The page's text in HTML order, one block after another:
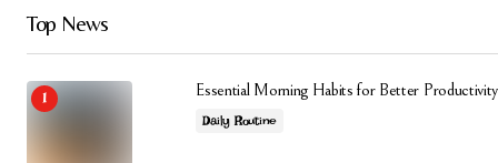
Top News
Essential Morning Habits for Better Productivity
Daily Routine